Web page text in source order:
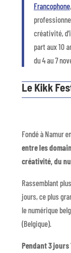
Francophone
créativité,
part aux 10
du 4 au 7
Le Kikk
Fondé à Namur
entre les
créativité, du
Rassemblant
jours, ce plus
le numérique
(Belgique).
Pendant 3